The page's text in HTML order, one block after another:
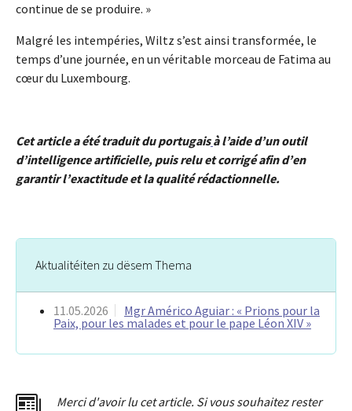
continue de se produire. »
Malgré les intempéries, Wiltz s’est ainsi transformée, le
temps d’une journée, en un véritable morceau de Fatima au
cœur du Luxembourg.
Cet article a été traduit du portugais à l’aide d’un outil
d’intelligence artificielle, puis relu et corrigé afin d’en
garantir l’exactitude et la qualité rédactionnelle.
Aktualitéiten zu dësem Thema
11.05.2026
Mgr Américo Aguiar : « Prions pour la
Paix, pour les malades et pour le pape Léon XIV »
Merci d'avoir lu cet article. Si vous souhaitez rester